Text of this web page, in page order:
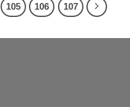
105 106 107